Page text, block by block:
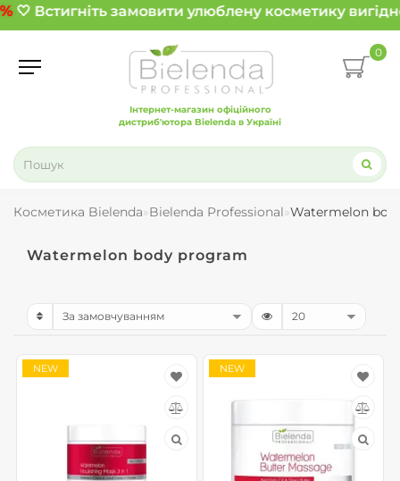
🤍 Встигніть замовити улюблену косметику
Інтернет-магазин офіційного
дистриб'ютора Bielenda в Україні
0
Косметика Bielenda Bielenda Professional Watermelon
Watermelon body program
NEW NEW